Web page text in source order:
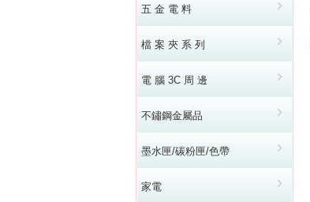
五 金 電 料
檔 案 夾 系 列
電 腦 3C 周 邊
不鏽鋼金屬品
墨水匣/碳粉匣/色帶
家電